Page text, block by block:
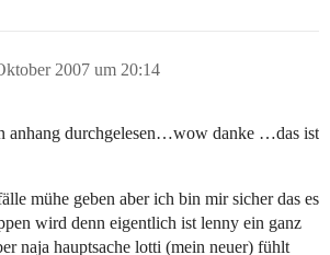
2007 um 20:14
anhang durchgelesen…wow danke …das ist
mühe geben aber ich bin mir sicher das es
wird denn eigentlich ist lenny ein ganz
naja hauptsache lotti (mein neuer) fühlt